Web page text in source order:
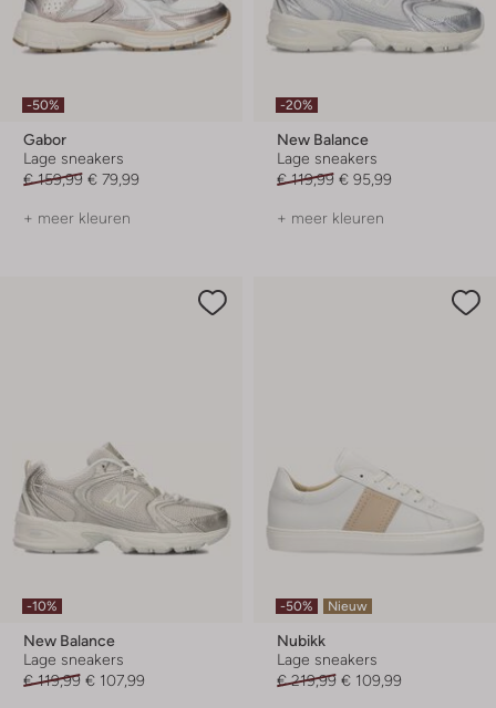
-50%
Gabor
Lage sneakers
€ 159,99 € 79,99
+ meer kleuren
-20%
New Balance
Lage sneakers
€ 119,99 € 95,99
+ meer kleuren
-10%
New Balance
Lage sneakers
€ 119,99 € 107,99
-50% Nieuw
Nubikk
Lage sneakers
€ 219,99 € 109,99